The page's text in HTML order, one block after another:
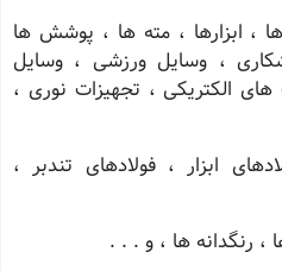
ابزارها ، مته ها ، پوشش ها
، وسایل ورزشی ، وسایل
الکتریکی ، تجهیزات نوری ،
ابزار ، فولادهای تندبر ،
، رنگدانه ها ، و . . .